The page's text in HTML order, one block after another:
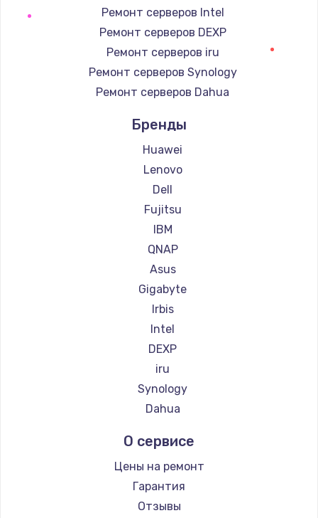
Заказать
Замена контроллера питания
1490 руб.
Замена тачпада
Заказать
Заказать
Замена материнской платы
Заказать
Ремонт серверов Intel
Ремонт серверов DEXP
Ремонт серверов iru
Ремонт серверов Synology
Ремонт серверов Dahua
Бренды
Huawei
Lenovo
Dell
Fujitsu
IBM
QNAP
Asus
Gigabyte
Irbis
Intel
DEXP
iru
Synology
Dahua
О сервисе
Цены на ремонт
Гарантия
Отзывы